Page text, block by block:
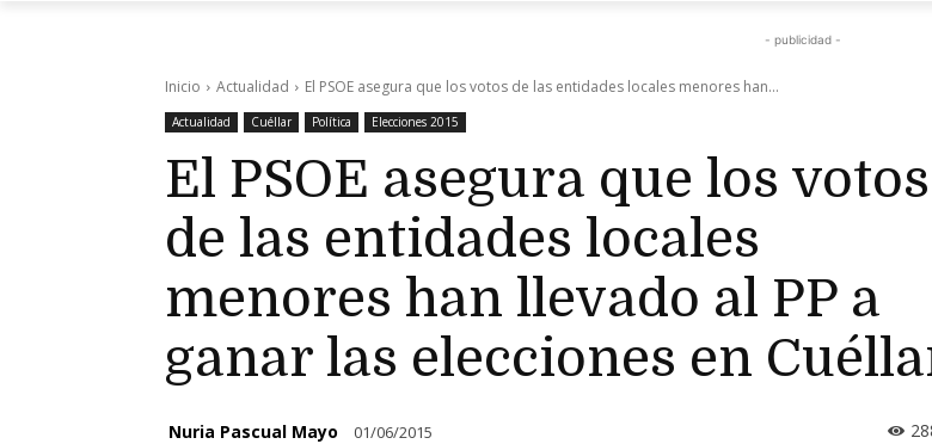
- publicidad -
Inicio Actualidad El PSOE asegura que los votos de las entidades locales menores han...
Actualidad Cuéllar Política Elecciones 2015
El PSOE asegura que los votos
de las entidades locales
menores han llevado al PP a
ganar las elecciones en
Nuria Pascual Mayo 01/06/2015